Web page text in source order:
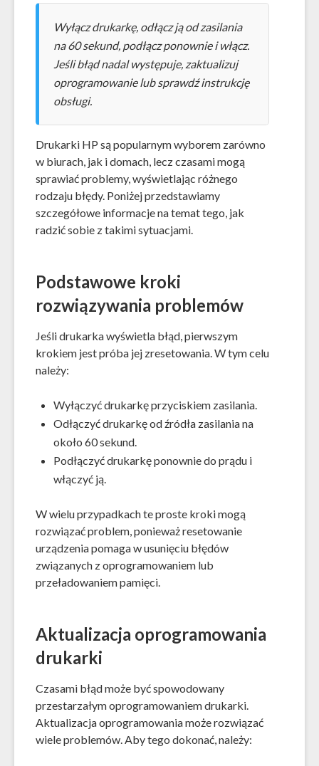
Wyłącz drukarkę, odłącz ją od zasilania
na 60 sekund, podłącz ponownie i włącz.
Jeśli błąd nadal występuje, zaktualizuj
oprogramowanie lub sprawdź instrukcję
obsługi.
Drukarki HP są popularnym wyborem zarówno
w biurach, jak i domach, lecz czasami mogą
sprawiać problemy, wyświetlając różnego
rodzaju błędy. Poniżej przedstawiamy
szczegółowe informacje na temat tego, jak
radzić sobie z takimi sytuacjami.
Podstawowe kroki
rozwiązywania problemów
Jeśli drukarka wyświetla błąd, pierwszym
krokiem jest próba jej zresetowania. W tym celu
należy:
Wyłączyć drukarkę przyciskiem zasilania.
Odłączyć drukarkę od źródła zasilania na
około 60 sekund.
Podłączyć drukarkę ponownie do prądu i
włączyć ją.
W wielu przypadkach te proste kroki mogą
rozwiązać problem, ponieważ resetowanie
urządzenia pomaga w usunięciu błędów
związanych z oprogramowaniem lub
przeładowaniem pamięci.
Aktualizacja oprogramowania
drukarki
Czasami błąd może być spowodowany
przestarzałym oprogramowaniem drukarki.
Aktualizacja oprogramowania może rozwiązać
wiele problemów. Aby tego dokonać, należy: